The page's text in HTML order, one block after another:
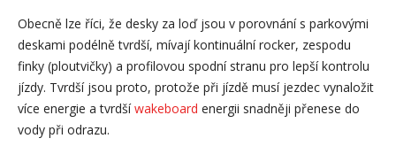
Obecně lze říci, že desky za loď jsou v porovnání s parkovými
deskami podélně tvrdší, mívají kontinuální rocker, zespodu
finky (ploutvičky) a profilovou spodní stranu pro lepší kontrolu
jízdy. Tvrdší jsou proto, protože při jízdě musí jezdec vynaložit
více energie a tvrdšíwakeboard energii snadněji přenese do
vody při odrazu.